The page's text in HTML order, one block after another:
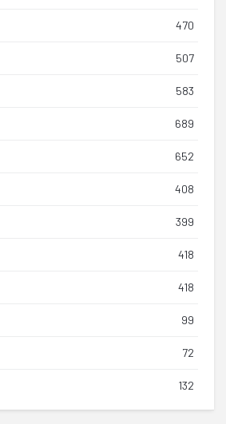
470
507
583
689
652
408
399
418
418
99
72
132